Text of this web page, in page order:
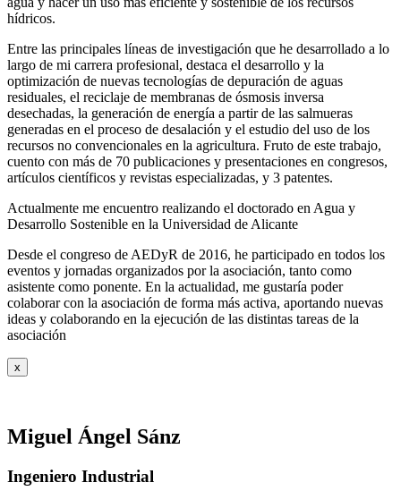
hídricos.
Entre las principales líneas de investigación que he desarrollado a lo
largo de mi carrera profesional, destaca el desarrollo y la
optimización de nuevas tecnologías de depuración de aguas
residuales, el reciclaje de membranas de ósmosis inversa
desechadas, la generación de energía a partir de las salmueras
generadas en el proceso de desalación y el estudio del uso de los
recursos no convencionales en la agricultura. Fruto de este trabajo,
cuento con más de 70 publicaciones y presentaciones en congresos,
artículos científicos y revistas especializadas, y 3 patentes.
Actualmente me encuentro realizando el doctorado en Agua y
Desarrollo Sostenible en la Universidad de Alicante
Desde el congreso de AEDyR de 2016, he participado en todos los
eventos y jornadas organizados por la asociación, tanto como
asistente como ponente. En la actualidad, me gustaría poder
colaborar con la asociación de forma más activa, aportando nuevas
ideas y colaborando en la ejecución de las distintas tareas de la
asociación
x
Miguel Ángel Sánz
Ingeniero Industrial